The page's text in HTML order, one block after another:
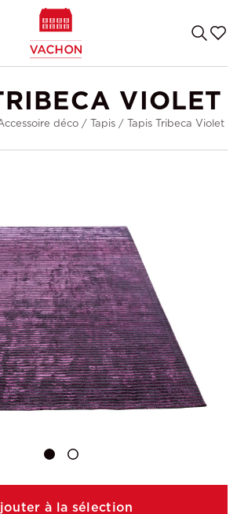
VIOLET
déco / Tapis / Tapis Tribeca Violet
à la sélection